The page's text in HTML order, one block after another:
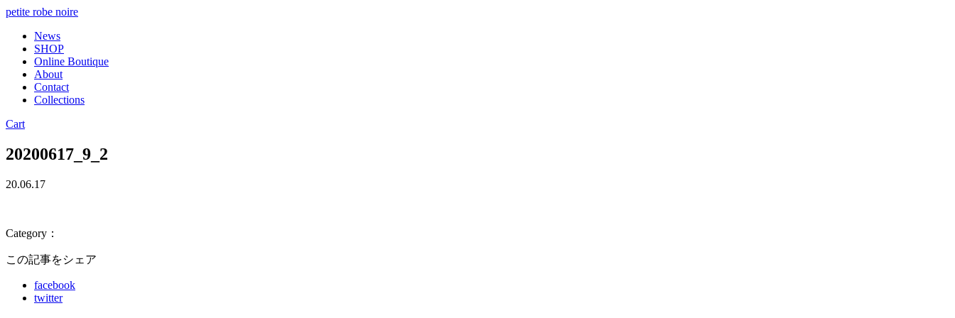
petite robe noire
News
SHOP
Online Boutique
About
Contact
Collections
Cart
20200617_9_2
20.06.17
Category：
この記事をシェア
facebook
twitter